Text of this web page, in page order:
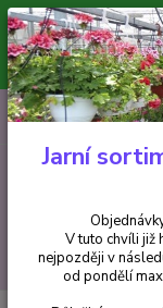
Minimální
V tuto chvíli již
nejpozději v
+420 602 223 614
Jarní
V tuto chvíli již
nejpozději v
od pondělí